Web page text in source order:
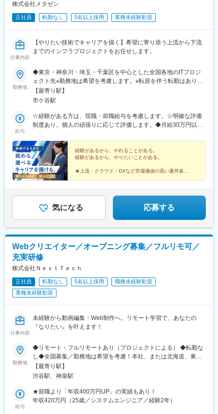
駅、電鉄富山駅、末広町駅(富山県)、大阪駅、高速神戸駅、三宮駅
(神戸市営)、阪神国道駅、畝傍駅、南堀端駅、二本木口駅、桜島桟
橋通駅、上塩屋駅、旭橋駅
株式会社メタゼン
正社員 転勤なし 5名以上採用 業種未経験歓迎
仕事内容
【やりたい技術でキャリアを描く】希望に寄り添う上流から下流
までのインフラプロジェクトをお任せします。
勤務地
◆東京・神奈川・埼玉・千葉区を中心とした全国各地のITプロジ
ェクト先※勤務地は希望を考慮します。※転居を伴う転勤はありま
せん。※すべて徒歩10分以内の駅チカオフィスです。※フルリモー
ト・在宅勤務はプロジェクトによって異なります。
【最寄り駅】
市ケ谷駅
給与
☆経験がある方は、現職・前職給与を考慮します。☆明確な評価
制度あり。個人の頑張りに応じて評価します。◆月給30万円以上
を考慮し決定します。※上記金額には一律支給の住宅手当2万円を
含みます。※残業代は全額支給※試用期間6ヵ月あり（期間中は月
給28万円以上で、その他の待遇に変更なし）【年収例】年収450
万円（経験2年入社）年収750万円（経験3年入社）年収1100万円
（経験5年入社）
経験があるから、やれることがある。
経験があるから、やりたいことがある。
★上流・クラウド・DXなど市場価値の高い案件多数
気になる 応募する
Webクリエイター／オープニング募集／フルリモ可／
充実研修
株式会社ＮｅｘｔＴｅｃｈ
正社員 転勤なし 5名以上採用
職種未経験歓迎
業種未経験歓迎
仕事内容
未経験から動画編集・Web制作へ。リモート学習で、あなたの
『なりたい』を叶えます！
勤務地
◆リモート・フルリモートあり（プロジェクトによる） ◆転勤な
し◆全国募集／勤務地は希望を考慮！本社、または北海道、東
北、関東、北信越、東海、関西、中国、四国、九州などのプロジ
ェクト先 ※直行直帰OK！U・Iターンも大歓迎です。＊＼上京支援
クアップ！■プロジェクト先／北海道、東北、関東、北信越、東
海、関西、中国、四国、九州など全国各地のプロジェクト先【ア
【最寄り駅】
渋谷駅、神泉駅
給与
★前職より「年収400万円UP」の実績もあり！
年収420万円（25歳／システムエンジニア／経験2年）